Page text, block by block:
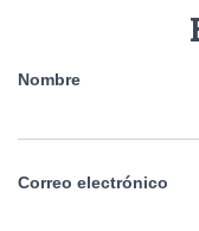
Nombre
Correo electrónico